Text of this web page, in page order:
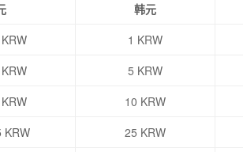
韩元
1 KRW
5 KRW
10 KRW
KRW 25 KRW